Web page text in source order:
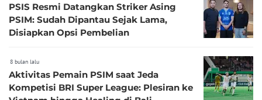
PSIS Resmi Datangkan Striker Asing
PSIM: Sudah Dipantau Sejak Lama,
Disiapkan Opsi Pembelian
8 bulan lalu
Aktivitas Pemain PSIM saat Jeda
Kompetisi BRI Super League: Plesiran ke